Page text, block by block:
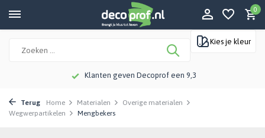
0
Kies je kleur
Klanten geven Decoprof een 9,3
Terug Home Materialen
Overige materialen
Wegwerpartikelen
Mengbekers